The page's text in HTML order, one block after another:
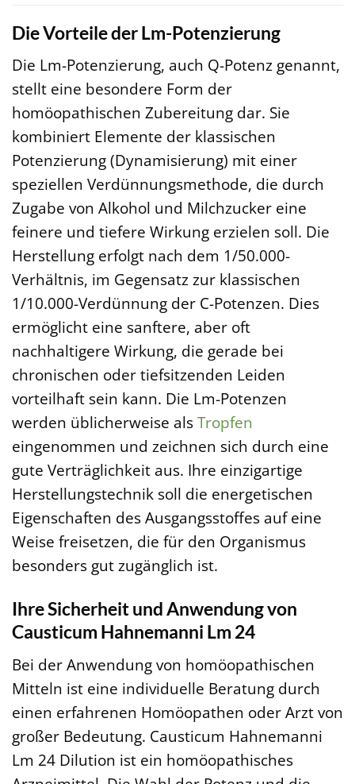
Die Vorteile der Lm-Potenzierung
Die Lm-Potenzierung, auch Q-Potenz genannt,
stellt eine besondere Form der
homöopathischen Zubereitung dar. Sie
kombiniert Elemente der klassischen
Potenzierung (Dynamisierung) mit einer
speziellen Verdünnungsmethode, die durch
Zugabe von Alkohol und Milchzucker eine
feinere und tiefere Wirkung erzielen soll. Die
Herstellung erfolgt nach dem 1/50.000-
Verhältnis, im Gegensatz zur klassischen
1/10.000-Verdünnung der C-Potenzen. Dies
ermöglicht eine sanftere, aber oft
nachhaltigere Wirkung, die gerade bei
chronischen oder tiefsitzenden Leiden
vorteilhaft sein kann. Die Lm-Potenzen
werden üblicherweise alsTropfen
eingenommen und zeichnen sich durch eine
gute Verträglichkeit aus. Ihre einzigartige
Herstellungstechnik soll die energetischen
Eigenschaften des Ausgangsstoffes auf eine
Weise freisetzen, die für den Organismus
besonders gut zugänglich ist.
Ihre Sicherheit und Anwendung von
Causticum Hahnemanni Lm 24
Bei der Anwendung von homöopathischen
Mitteln ist eine individuelle Beratung durch
einen erfahrenen Homöopathen oder Arzt von
großer Bedeutung. Causticum Hahnemanni
Lm 24 Dilution ist ein homöopathisches